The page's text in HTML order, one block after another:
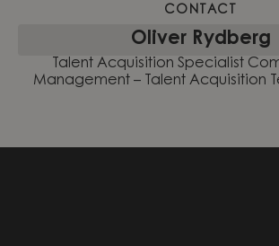
CONTACT
Oliver Rydberg
Talent Acquisition Specialist
Management – Talent Acquisition